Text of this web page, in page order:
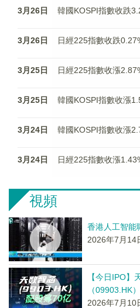
3月26日 韓國KOSPI指數收跌
3月26日 日經225指數收跌
3月25日 日經225指數收漲
3月25日 韓國KOSPI指數收漲
3月24日 韓國KOSPI指數收漲
3月24日 日經225指數收漲
視頻
香港人工智能
2026年7月14
【今日IPO】
（09903.HK）
2026年7月10